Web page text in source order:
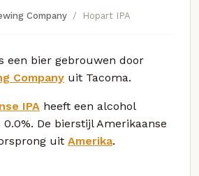
Company Hopart IPA
een bier gebrouwen door
Company uit Tacoma.
IPA heeft een alcohol
De bierstijl Amerikaanse
uit Amerika.